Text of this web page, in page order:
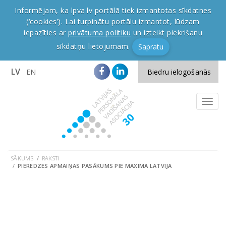
Informējam, ka lpva.lv portālā tiek izmantotas sīkdatnes
(‘cookies’). Lai turpinātu portālu izmantot, lūdzam
iepazīties ar privātuma politiku un izteikt piekrišanu
sīkdatņu lietojumam.
Sapratu
LV EN Biedru ielogošanās
SĀKUMS
RAKSTI
PIEREDZES APMAIŅAS PASĀKUMS PIE MAXIMA LATVIJA